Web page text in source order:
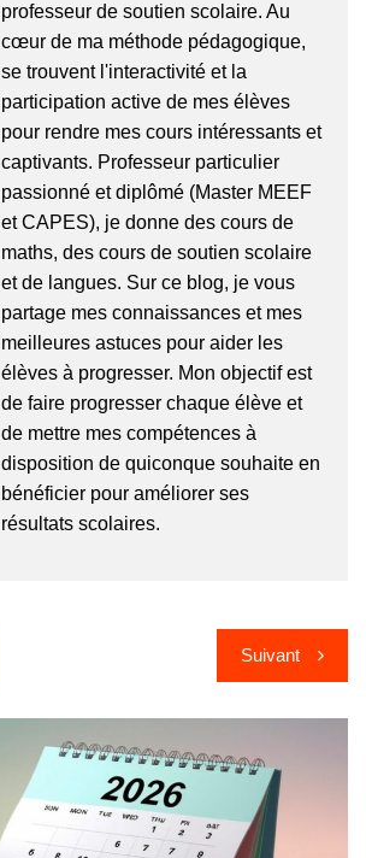
professeur de soutien scolaire. Au
cœur de ma méthode pédagogique,
se trouvent l'interactivité et la
participation active de mes élèves
pour rendre mes cours intéressants et
captivants. Professeur particulier
passionné et diplômé (Master MEEF
et CAPES), je donne des cours de
maths, des cours de soutien scolaire
et de langues. Sur ce blog, je vous
partage mes connaissances et mes
meilleures astuces pour aider les
élèves à progresser. Mon objectif est
de faire progresser chaque élève et
de mettre mes compétences à
disposition de quiconque souhaite en
bénéficier pour améliorer ses
résultats scolaires.
Suivant